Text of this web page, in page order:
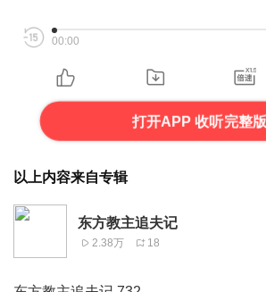
00:00
打开APP 收听完整版
以上内容来自专辑
东方教主追夫记
2.38万 18